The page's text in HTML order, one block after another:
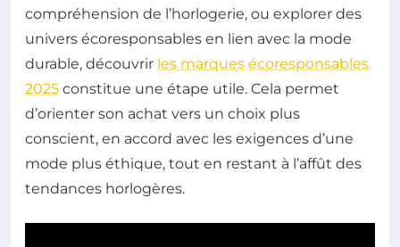
compréhension de l’horlogerie, ou explorer des
univers écoresponsables en lien avec la mode
durable, découvrir les marques écoresponsables
2025 constitue une étape utile. Cela permet
d’orienter son achat vers un choix plus
conscient, en accord avec les exigences d’une
mode plus éthique, tout en restant à l’affût des
tendances horlogères.